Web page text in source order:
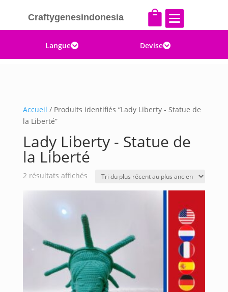
Craftygenesindonesia  
Langue Devise
Accueil / Produits identifiés “Lady Liberty - Statue de
la Liberté”
Lady Liberty - Statue de
la Liberté
2 résultats affichésTrié
au
plus
ancien